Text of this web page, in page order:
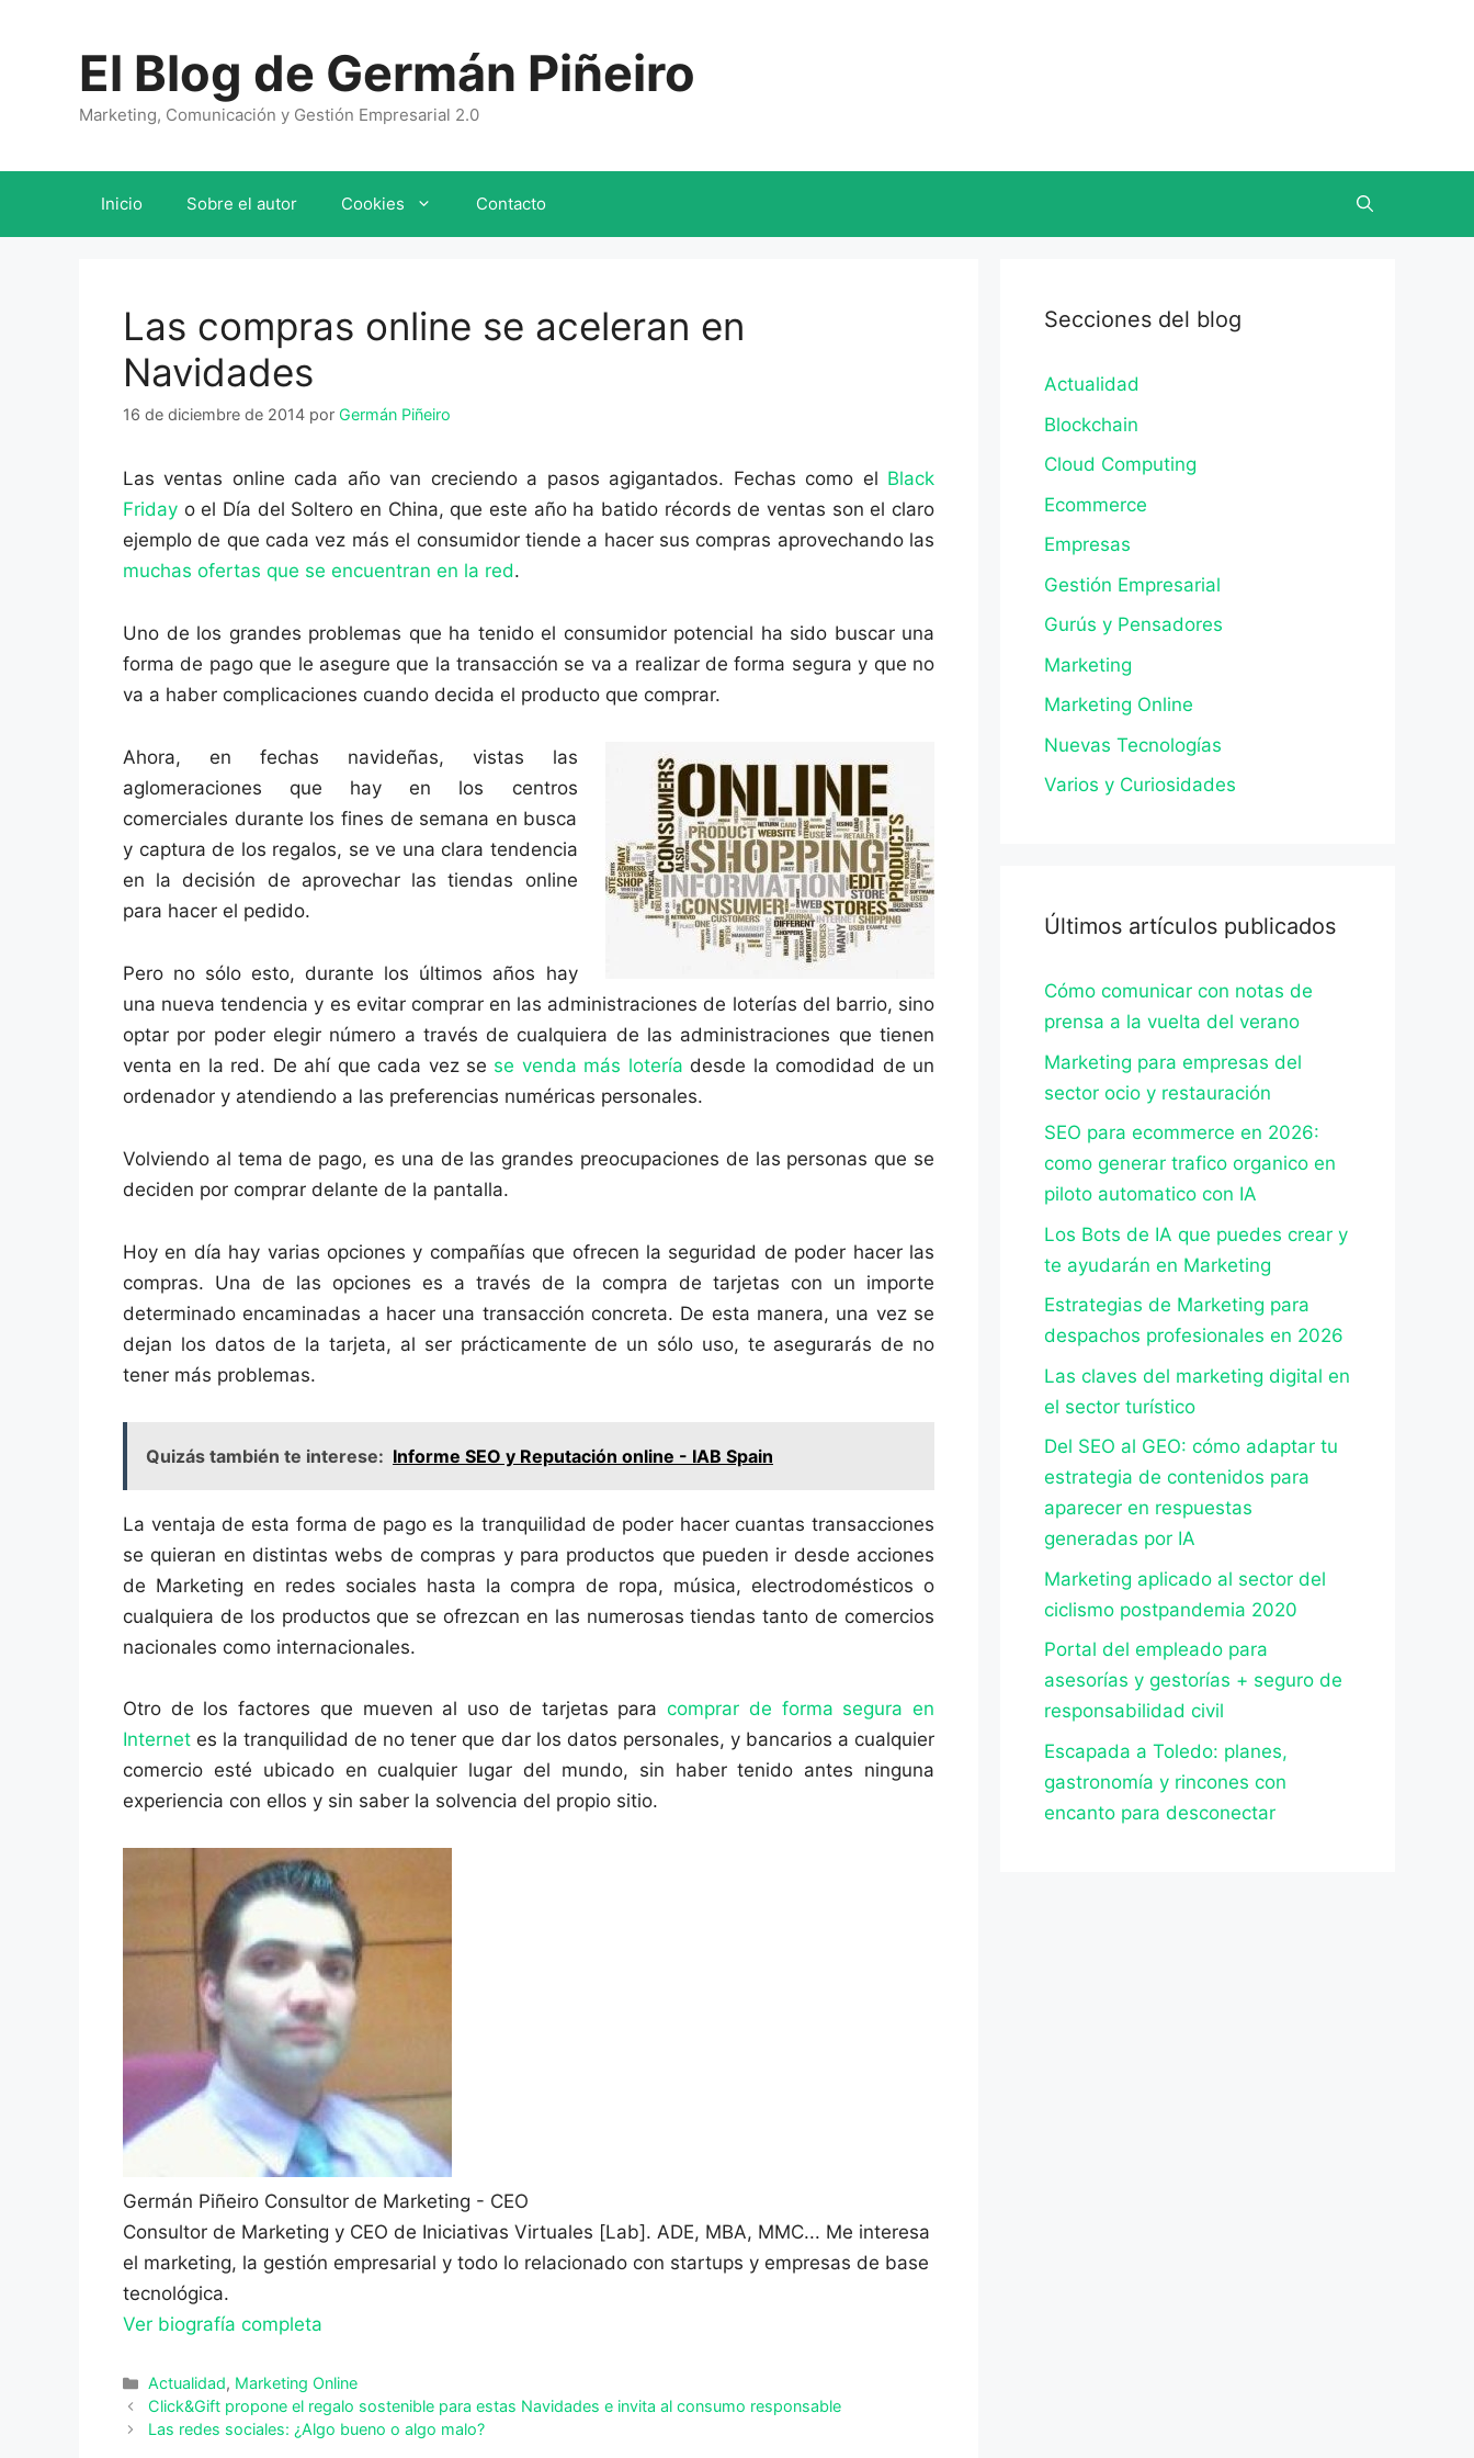
El Blog de Germán Piñeiro
Marketing, Comunicación y Gestión Empresarial 2.0
Inicio Sobre el autor Cookies Contacto
Las compras online se aceleran en
Navidades
16 de diciembre de 2014 por Germán Piñeiro
Las ventas online cada año van creciendo a pasos agigantados. Fechas como el Black
Friday o el Día del Soltero en China, que este año ha batido récords de ventas son el claro
ejemplo de que cada vez más el consumidor tiende a hacer sus compras aprovechando las
muchas ofertas que se encuentran en la red.
Uno de los grandes problemas que ha tenido el consumidor potencial ha sido buscar una
forma de pago que le asegure que la transacción se va a realizar de forma segura y que no
va a haber complicaciones cuando decida el producto que comprar.
Ahora, en fechas navideñas, vistas las
aglomeraciones que hay en los centros
comerciales durante los fines de semana en busca
y captura de los regalos, se ve una clara tendencia
en la decisión de aprovechar las tiendas online
para hacer el pedido.
Pero no sólo esto, durante los últimos años hay
una nueva tendencia y es evitar comprar en las administraciones de loterías del barrio, sino
optar por poder elegir número a través de cualquiera de las administraciones que tienen
venta en la red. De ahí que cada vez se se venda más lotería desde la comodidad de un
ordenador y atendiendo a las preferencias numéricas personales.
Volviendo al tema de pago, es una de las grandes preocupaciones de las personas que se
deciden por comprar delante de la pantalla.
Hoy en día hay varias opciones y compañías que ofrecen la seguridad de poder hacer las
compras. Una de las opciones es a través de la compra de tarjetas con un importe
determinado encaminadas a hacer una transacción concreta. De esta manera, una vez se
dejan los datos de la tarjeta, al ser prácticamente de un sólo uso, te asegurarás de no
tener más problemas.
Quizás también te interese: Informe SEO y Reputación online - IAB Spain
La ventaja de esta forma de pago es la tranquilidad de poder hacer cuantas transacciones
se quieran en distintas webs de compras y para productos que pueden ir desde acciones
de Marketing en redes sociales hasta la compra de ropa, música, electrodomésticos o
cualquiera de los productos que se ofrezcan en las numerosas tiendas tanto de comercios
nacionales como internacionales.
Otro de los factores que mueven al uso de tarjetas paracomprar de forma segura en
Internet es la tranquilidad de no tener que dar los datos personales, y bancarios a cualquier
comercio esté ubicado en cualquier lugar del mundo, sin haber tenido antes ninguna
experiencia con ellos y sin saber la solvencia del propio sitio.
Germán Piñeiro Consultor de Marketing - CEO
Consultor de Marketing y CEO de Iniciativas Virtuales [Lab]. ADE, MBA, MMC... Me interesa
el marketing, la gestión empresarial y todo lo relacionado con startups y empresas de base
tecnológica.
Ver biografía completa
Categorías
Actualidad, Marketing Online
Click&Gift propone el regalo sostenible para estas Navidades e invita al consumo responsable
Las redes sociales: ¿Algo bueno o algo malo?
Secciones del blog
Actualidad
Blockchain
Cloud Computing
Ecommerce
Empresas
Gestión Empresarial
Gurús y Pensadores
Marketing
Marketing Online
Nuevas Tecnologías
Varios y Curiosidades
Últimos artículos publicados
Cómo comunicar con notas de
prensa a la vuelta del verano
Marketing para empresas del
sector ocio y restauración
SEO para ecommerce en 2026:
como generar trafico organico en
piloto automatico con IA
Los Bots de IA que puedes crear y
te ayudarán en Marketing
Estrategias de Marketing para
despachos profesionales en 2026
Las claves del marketing digital en
el sector turístico
Del SEO al GEO: cómo adaptar tu
estrategia de contenidos para
aparecer en respuestas
generadas por IA
Marketing aplicado al sector del
ciclismo postpandemia 2020
Portal del empleado para
asesorías y gestorías + seguro de
responsabilidad civil
Escapada a Toledo: planes,
gastronomía y rincones con
encanto para desconectar